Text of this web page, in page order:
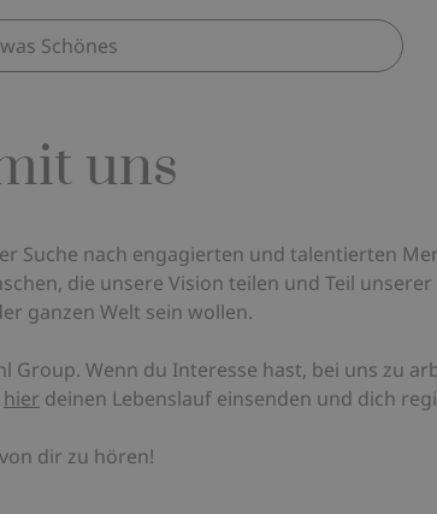
uns
Suche nach engagierten und talentierten
die unsere Vision teilen und Teil
ganzen Welt sein wollen.
Group. Wenn du Interesse hast, bei uns zu
hier deinen Lebenslauf einsenden und dich
dir zu hören!